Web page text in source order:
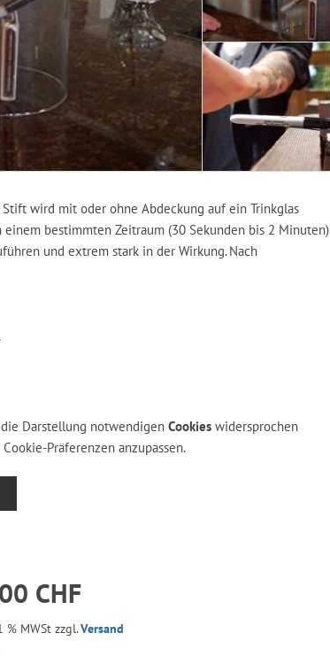
wird mit oder ohne Abdeckung auf ein Trinkglas
bestimmten Zeitraum (30 Sekunden bis 2 Minuten)
und extrem stark in der Wirkung. Nach
Darstellung notwendigen Cookieswidersprochen
Cookie-Präferenzen anzupassen.
CHF
% MWSt zzgl.Versand